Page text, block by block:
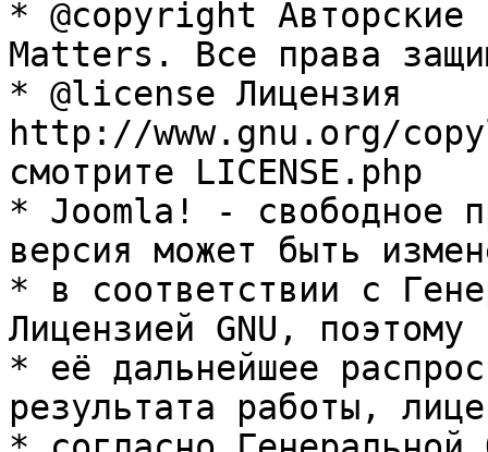
* @copyright Авторские
Matters. Все права
* @license Лицензия
http://www.gnu.org/
смотрите LICENSE.php
* Joomla! - свободное
версия может быть
* в соответствии с
Лицензией GNU, поэтому
* её дальнейшее
результата работы,